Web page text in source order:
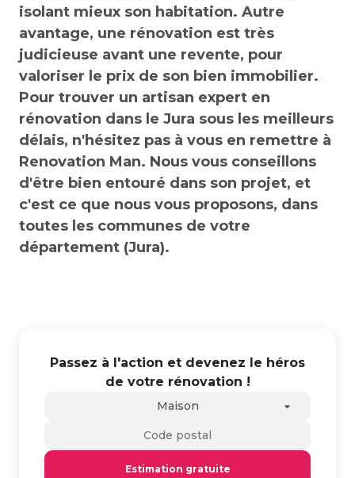
isolant mieux son habitation. Autre
avantage, une rénovation est très
judicieuse avant une revente, pour
valoriser le prix de son bien immobilier.
Pour trouver un artisan expert en
rénovation dans le Jura sous les meilleurs
délais, n'hésitez pas à vous en remettre à
Renovation Man. Nous vous conseillons
d'être bien entouré dans son projet, et
c'est ce que nous vous proposons, dans
toutes les communes de votre
département (Jura).
Passez à l'action et devenez le héros
de votre rénovation !
Maison
Estimation gratuite